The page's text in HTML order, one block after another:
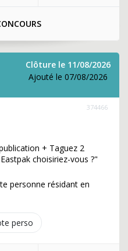
Clôture le 11/08/2026
Ajouté le 07/08/2026
perso
374466
+ Taguez 2
choisiriez-vous ?"
personne résidant en